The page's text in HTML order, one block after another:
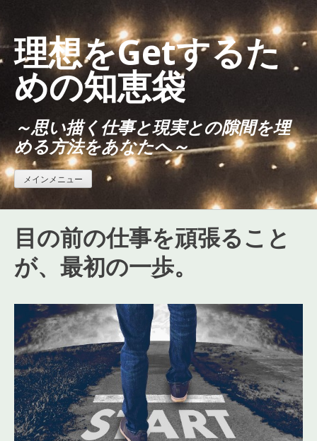
ン
テ
ン
キ
ッ
プ
理想をGetするた
めの知恵袋
～思い描く仕事と現実との隙間を埋
める方法をあなたへ～
メインメニュー
目の前の仕事を頑張ること
が、最初の一歩。